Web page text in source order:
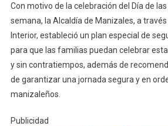
Con motivo de la celebración del Día de
semana, la Alcaldía de Manizales, a
Interior, estableció un plan especial de
para que las familias puedan celebrar
y sin contratiempos, además de
de garantizar una jornada segura y en
manizaleños.
Publicidad